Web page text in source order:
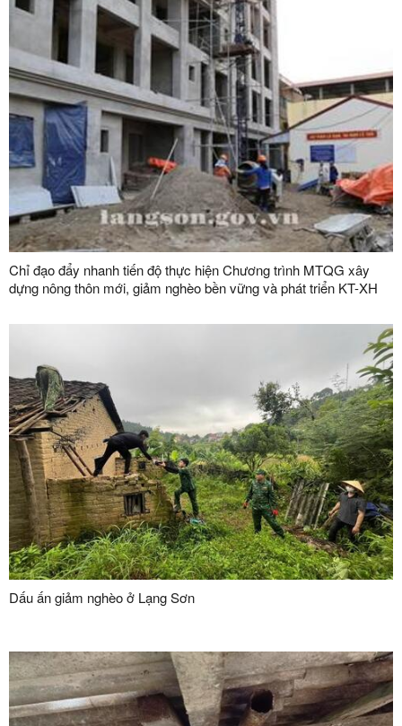
Chỉ đạo đẩy nhanh tiến độ thực hiện Chương trình MTQG xây
dựng nông thôn mới, giảm nghèo bền vững và phát triển KT-XH
Dấu ấn giảm nghèo ở Lạng Sơn